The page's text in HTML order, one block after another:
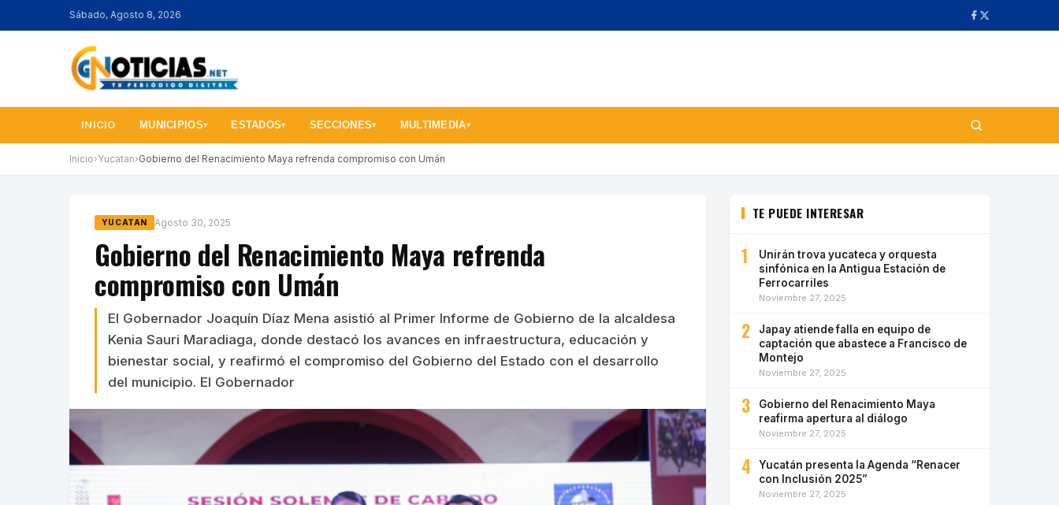
Sábado, Agosto 8, 2026
INICIO MUNICIPIOS▾ ESTADOS▾ SECCIONES▾ MULTIMEDIA▾
Inicio›Yucatan›Gobierno del Renacimiento Maya refrenda compromiso con Umán
YUCATAN Agosto 30, 2025
Gobierno del Renacimiento Maya refrenda
compromiso con Umán
El Gobernador Joaquín Díaz Mena asistió al Primer Informe de Gobierno de la alcaldesa
Kenia Sauri Maradiaga, donde destacó los avances en infraestructura, educación y
bienestar social, y reafirmó el compromiso del Gobierno del Estado con el desarrollo
del municipio. El Gobernador
TE PUEDE INTERESAR
1
Unirán trova yucateca y orquesta
sinfónica en la Antigua Estación de
Ferrocarriles
Noviembre 27, 2025
2
Japay atiende falla en equipo de
captación que abastece a Francisco de
Montejo
Noviembre 27, 2025
3
Gobierno del Renacimiento Maya
reafirma apertura al diálogo
Noviembre 27, 2025
4
Yucatán presenta la Agenda “Renacer
con Inclusión 2025”
Noviembre 27, 2025